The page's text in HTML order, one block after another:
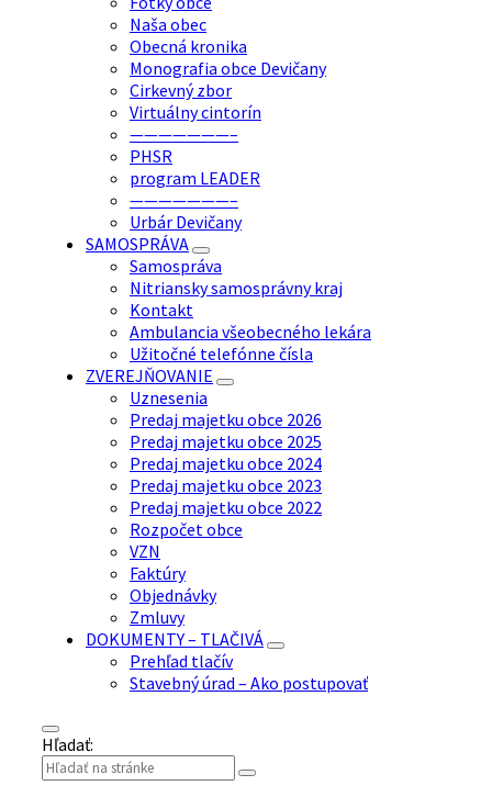
Naša obec
Obecná kronika
Monografia obce Devičany
Cirkevný zbor
Virtuálny cintorín
———————–
PHSR
program LEADER
———————–
Urbár Devičany
SAMOSPRÁVA
Samospráva
Nitriansky samosprávny kraj
Kontakt
Ambulancia všeobecného lekára
Užitočné telefónne čísla
ZVEREJŇOVANIE
Uznesenia
Predaj majetku obce 2026
Predaj majetku obce 2025
Predaj majetku obce 2024
Predaj majetku obce 2023
Predaj majetku obce 2022
Rozpočet obce
VZN
Faktúry
Objednávky
Zmluvy
DOKUMENTY – TLAČIVÁ
Prehľad tlačív
Stavebný úrad – Ako postupovať
Hľadať: